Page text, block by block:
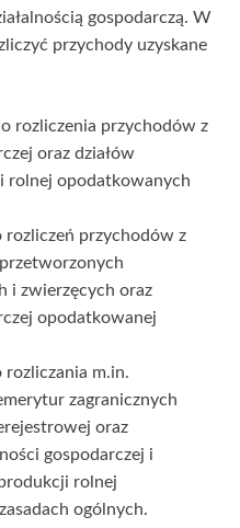
gospodarczą. W
przychody uzyskane
rozliczenia przychodów z
oraz działów
rolnej opodatkowanych
rozliczeń przychodów z
i zwierzęcych oraz
opodatkowanej
rozliczania m.in.
zagranicznych
oraz
gospodarczej i
rolnej
ogólnych.